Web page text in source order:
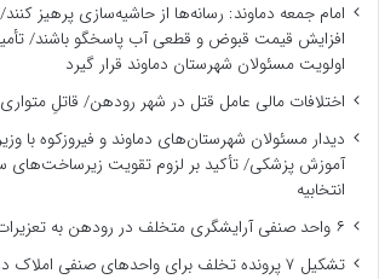
امام جمعه دماوند: رسانه‌ها از حاشیه‌سازی پرهیز
افزایش قیمت قبوض و قطعی آب پاسخگو باشند/
اولویت مسئولان شهرستان دماوند قرار گیرد
اختلافات مالی عامل قتل در شهر رودهن/ قاتلِ
دیدار مسئولان شهرستان‌های دماوند و فیروزکوه با
آموزش پزشکی/ تأکید بر لزوم تقویت زیرساخت‌های
انتخابیه
۶ واحد صنفی آرایشگری متخلف در رودهن به تعزیرات معرفی شدند
تشکیل ۷ پرونده تخلف برای واحدهای صنفی املاک در رودهن و مهرآباد